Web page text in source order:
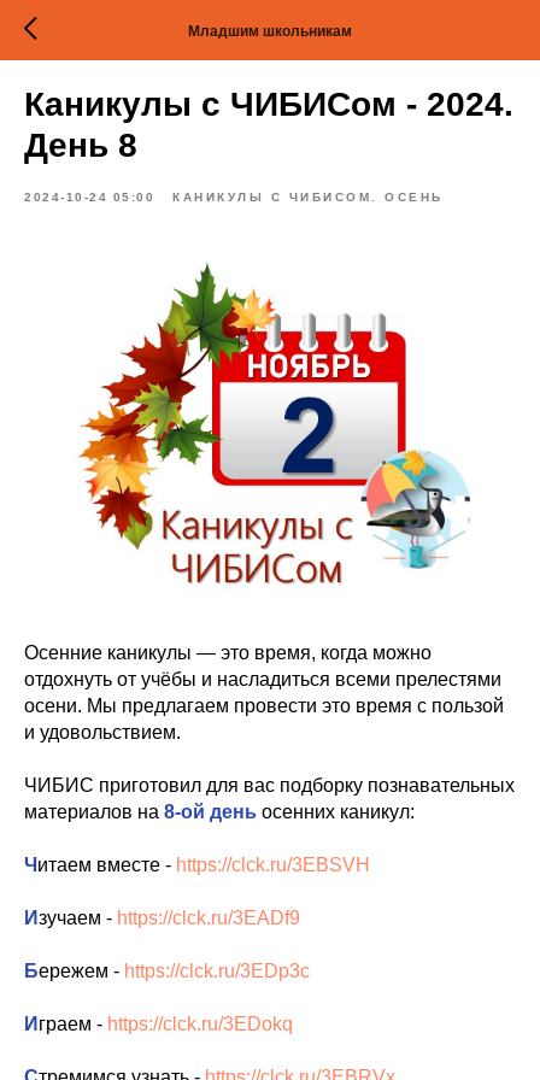
Младшим школьникам
Каникулы с ЧИБИСом - 2024.
День 8
2024-10-24 05:00 КАНИКУЛЫ С ЧИБИСОМ. ОСЕНЬ
Осенние каникулы — это время, когда можно
отдохнуть от учёбы и насладиться всеми прелестями
осени. Мы предлагаем провести это время с пользой
и удовольствием.
ЧИБИС приготовил для вас подборку познавательных
материалов на 8-ой день осенних каникул:
Ч итаем вместе - https://clck.ru/3EBSVH
Изучаем - https://clck.ru/3EADf9
Бережем - https://clck.ru/3EDp3c
И граем - https://clck.ru/3EDokq